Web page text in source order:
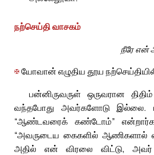
நற்செய்தி வாசகம்
நீரே என்
✠யோவான் எழுதிய தூய
பன்னிருவருள் ஒருவரான
வந்தபோது அவர்களோடு இல்லை.
“ஆண்டவரைக் கண்டோம்”
“அவருடைய கைகளில் ஆணிகளால்
அதில் என் விரலை விட்டு,